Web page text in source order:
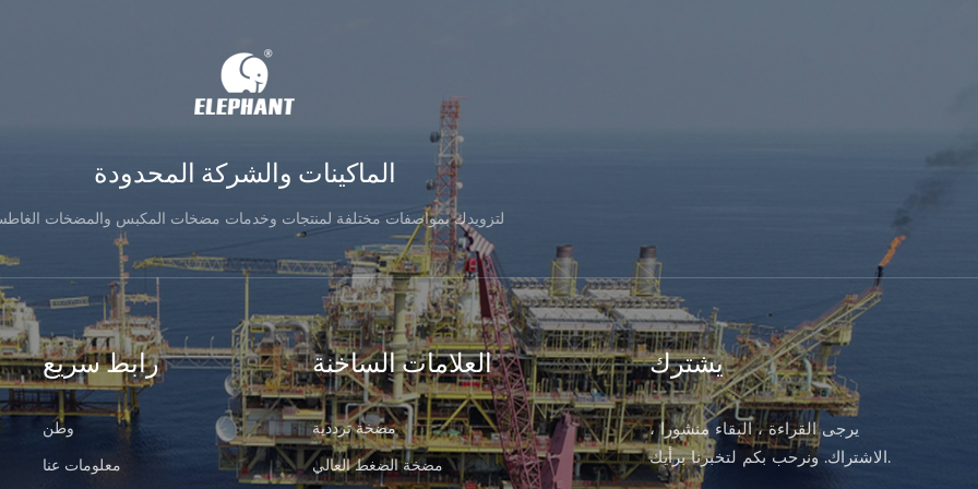
الماكينات والشركة المحدودة
لتزويدك بمواصفات مختلفة لمنتجات وخدمات مضخات المكبس والمضخات
رابط سريع
وطن
معلومات عنا
العلامات الساخنة
مضخة ترددية
مضخة الضغط العالي
يشترك
يرجى القراءة ، البقاء منشورا ،
الاشتراك. ونرحب بكم لتخبرنا برأيك.